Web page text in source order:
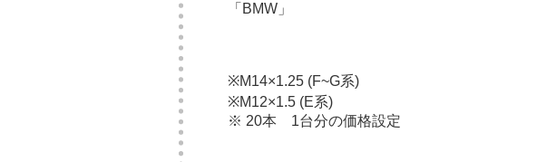
「BMW」
※M14×1.25 (F~G系)
※M12×1.5 (E系)
※ 20本 1台分の価格設定